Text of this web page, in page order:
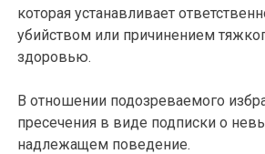
которая устанавливает
убийством или причинением
здоровью.
В отношении подозреваемого
пресечения в виде подписки о
надлежащем поведение.